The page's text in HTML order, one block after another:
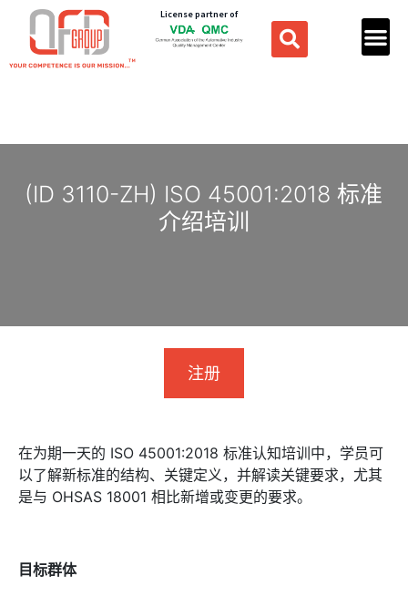
License partner of
(ID 3110-ZH) ISO 45001:2018 标准
介绍培训
注册
在为期一天的 ISO 45001:2018 标准认知培训中，学员可
以了解新标准的结构、关键定义，并解读关键要求，尤其
是与 OHSAS 18001 相比新增或变更的要求。
目标群体